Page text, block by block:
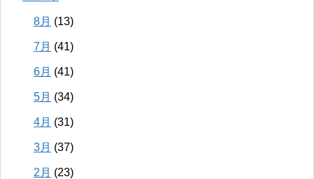
8月 (13)
7月 (41)
6月 (41)
5月 (34)
4月 (31)
3月 (37)
2月 (23)